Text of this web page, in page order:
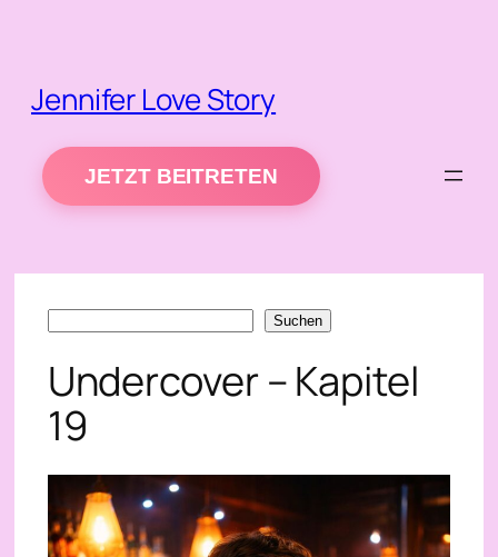
Jennifer Love Story
JETZT BEITRETEN
Suchen
Undercover – Kapitel
19